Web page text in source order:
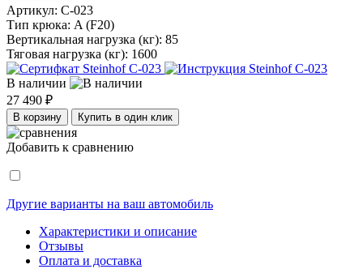
Артикул: C-023
Тип крюка: A (F20)
Вертикальная нагрузка (кг): 85
Тяговая нагрузка (кг): 1600
В наличии
27 490 ₽
В корзину Купить в один клик
Добавить к сравнению
Другие варианты на ваш автомобиль
Характеристики и описание
Отзывы
Оплата и доставка